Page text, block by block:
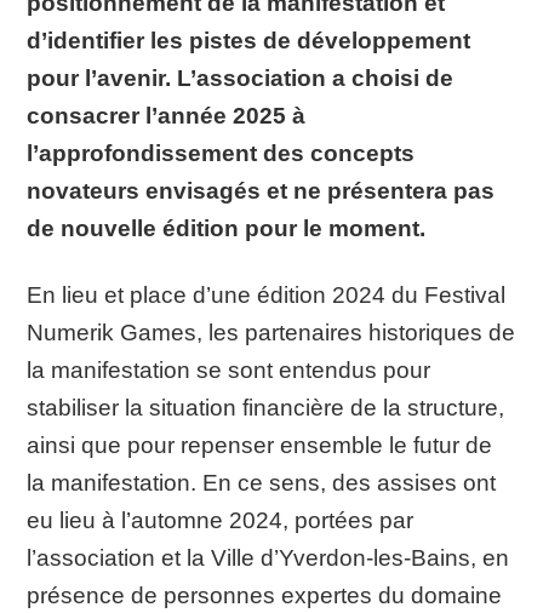
d’identifier les pistes de développement
pour l’avenir. L’association a choisi de
consacrer l’année 2025 à
l’approfondissement des concepts
novateurs envisagés et ne présentera pas
de nouvelle édition pour le moment.
En lieu et place d’une édition 2024 du Festival
Numerik Games, les partenaires historiques de
la manifestation se sont entendus pour
stabiliser la situation financière de la structure,
ainsi que pour repenser ensemble le futur de
la manifestation. En ce sens, des assises ont
eu lieu à l’automne 2024, portées par
l’association et la Ville d’Yverdon-les-Bains, en
présence de personnes expertes du domaine